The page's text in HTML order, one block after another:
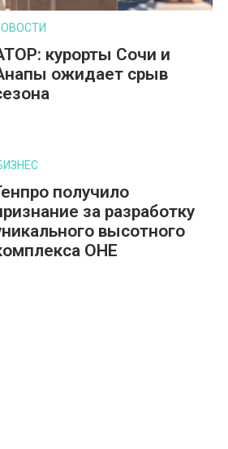
курорты Сочи и
ожидает срыв
получило
за разработку
высотного
ОНЕ